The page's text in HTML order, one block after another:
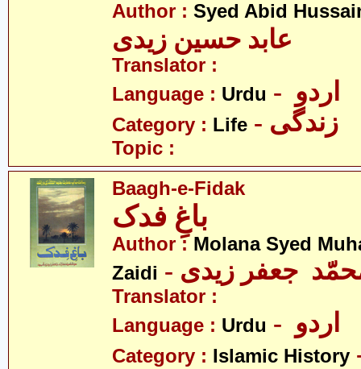
Author : Syed Abid
عابد حسین زیدی
Translator :
Language : Urdu
Category : Life - زندگی
Topic :
Baagh-e-Fidak
Author :Molana Syed
Zaidi
محمّد جعفر زیدی
Translator :
Language : Urdu
Category : Islamic History